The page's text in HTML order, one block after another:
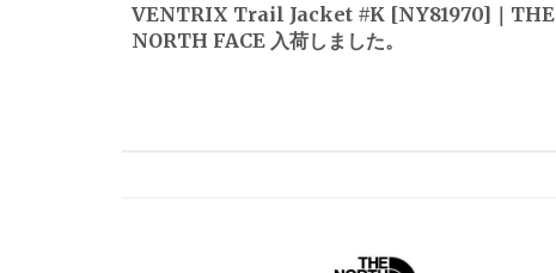
ナ
VENTRIX Trail Jacket #K [NY81970]｜THE
NORTH FACE 入荷しました。